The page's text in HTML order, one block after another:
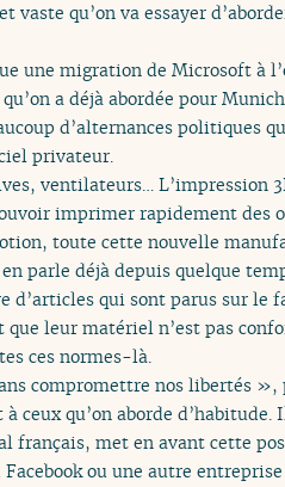
vaste qu’on va essayer
une migration de Microsoft à
a déjà abordée pour
d’alternances politiques
privateur.
ventilateurs… L’impression
imprimer rapidement des
toute cette nouvelle
parle déjà depuis quelque
d’articles qui sont parus sur le
que leur matériel n’est pas
ces normes-là.
compromettre nos libertés »,
ceux qu’on aborde
français, met en avant cette
Facebook ou une autre